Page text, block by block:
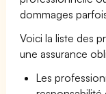
dommages
Voici la liste des
une assurance
Les